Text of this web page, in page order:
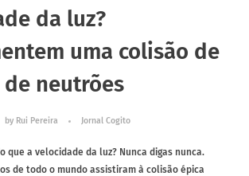
da luz?
uma colisão de
neutrões
by Rui Pereira Jornal Cogito
que a velocidade da luz? Nunca digas nunca.
de todo o mundo assistiram à colisão épica